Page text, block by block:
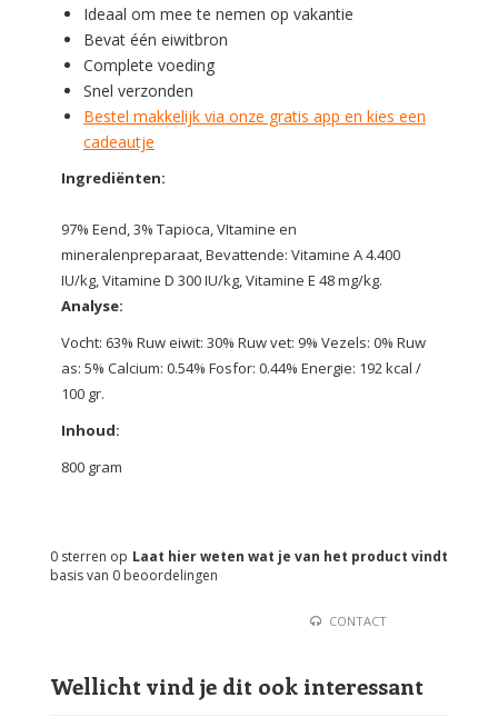
Ideaal om mee te nemen op vakantie
Bevat één eiwitbron
Complete voeding
Snel verzonden
Bestel makkelijk via onze gratis app en kies een
cadeautje
Ingrediënten:
97% Eend, 3% Tapioca, VItamine en
mineralenpreparaat, Bevattende: Vitamine A 4.400
IU/kg, Vitamine D 300 IU/kg, Vitamine E 48 mg/kg.
Analyse:
Vocht: 63% Ruw eiwit: 30% Ruw vet: 9% Vezels: 0% Ruw
as: 5% Calcium: 0.54% Fosfor: 0.44% Energie: 192 kcal /
100 gr.
Inhoud:
800 gram
Laat hier weten wat je van het product vindt
0 sterren op
basis van 0 beoordelingen
CONTACT
Wellicht vind je dit ook interessant